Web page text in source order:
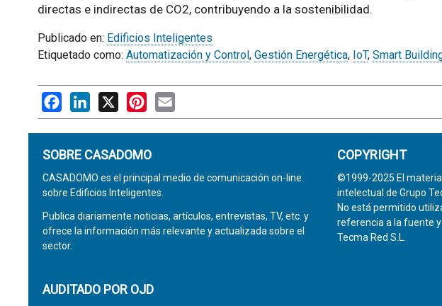
directas e indirectas de CO2, contribuyendo a la sostenibilidad.
Publicado en: Edificios Inteligentes
Etiquetado como: Automatización y Control , Gestión Energética, IoT, Smart
FacebookLinkedIn Pinterest
SOBRE CASADOMO
CASADOMO es el principal medio de comunicación on-line
sobre Edificios Inteligentes.
Publica diariamente noticias, artículos, entrevistas, TV, etc. y
ofrece la información más relevante y actualizada sobre el
sector.
AUDITADO POR OJD
COPYRIGHT
©1999-2025 El
intelectual de Grupo
No está permitido
referencia a la fuente
Tecma Red S.L.